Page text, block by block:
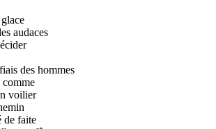
audaces
des hommes
comme
voilier
de faite